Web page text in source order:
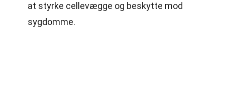
at styrke cellevægge og beskytte mod
sygdomme.